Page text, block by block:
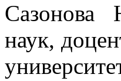
Сазонова
наук,